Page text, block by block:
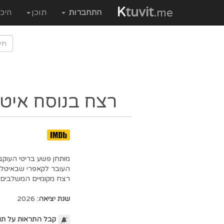
Ktuvit.me התחברות תוכן
רצח בנוסח
העובר לקאפרי
רצח מקומיים המשלבים
שנת יציאה: 2026
קבל התראות על